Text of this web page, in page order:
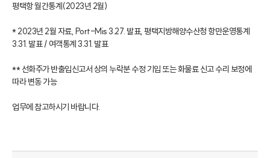
평택항 월간통계(2023년 2월)
* 2023년 2월 자료, Port-Mis 3.27. 발표, 평택지방해양수산청 항만운영통계
3.31. 발표 / 여객통계 3.31. 발표
** 선화주가 반출입신고서 상의 누락분 수정 기입 또는 화물료 신고 수리 보정에
따라 변동 가능
업무에 참고하시기 바랍니다.